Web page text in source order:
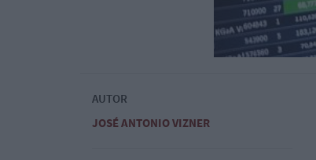
AUTOR
JOSÉ ANTONIO VIZNER